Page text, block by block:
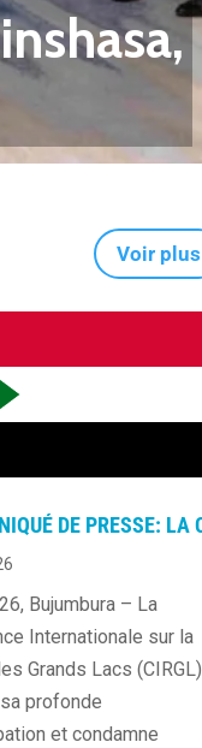
Voir plus
Bujumbura – La
Internationale sur la
Grands Lacs (CIRGL)
profonde
et condamne